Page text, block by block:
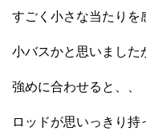
すごく小さな当たりを
小バスかと思いました
強めに合わせると、、
ロッドが思いっきり持